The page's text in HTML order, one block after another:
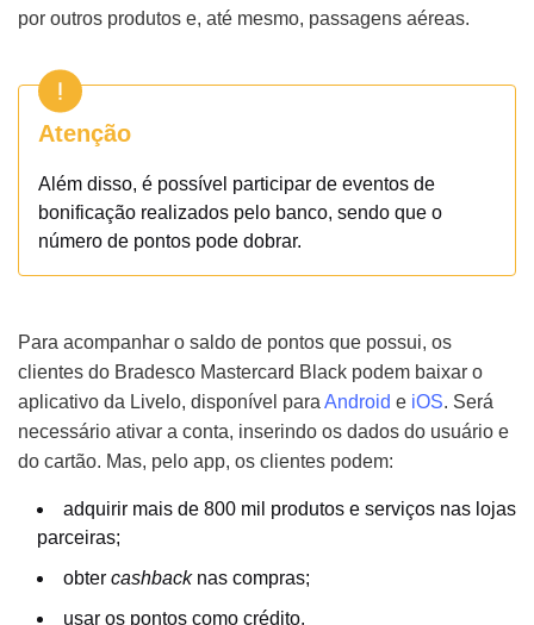
por outros produtos e, até mesmo, passagens aéreas.
Atenção
Além disso, é possível participar de eventos de
bonificação realizados pelo banco, sendo que o
número de pontos pode dobrar.
Para acompanhar o saldo de pontos que possui, os
clientes do Bradesco Mastercard Black podem baixar o
aplicativo da Livelo, disponível para Android e iOS. Será
necessário ativar a conta, inserindo os dados do usuário e
do cartão. Mas, pelo app, os clientes podem:
adquirir mais de 800 mil produtos e serviços nas lojas
parceiras;
obter cashback nas compras;
usar os pontos como crédito.